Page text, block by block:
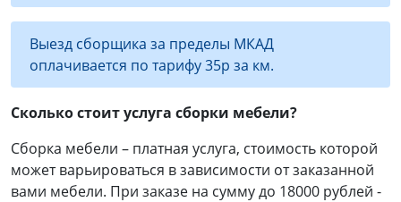
Выезд сборщика за пределы МКАД
оплачивается по тарифу 35р за км.
Сколько стоит услуга сборки мебели?
Сборка мебели – платная услуга, стоимость которой
может варьироваться в зависимости от заказанной
вами мебели. При заказе на сумму до 18000 рублей -